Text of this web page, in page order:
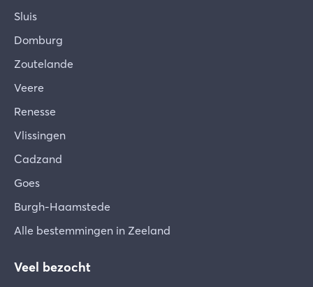
Sluis
Domburg
Zoutelande
Veere
Renesse
Vlissingen
Cadzand
Goes
Burgh-Haamstede
Alle bestemmingen in Zeeland
Veel bezocht